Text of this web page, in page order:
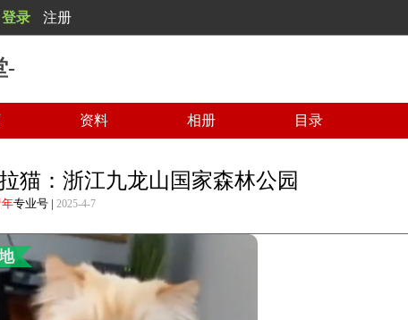
登录 注册
-
资料 相册 目录
猫：浙江九龙山国家森林公园
专业号 | 2025-4-7